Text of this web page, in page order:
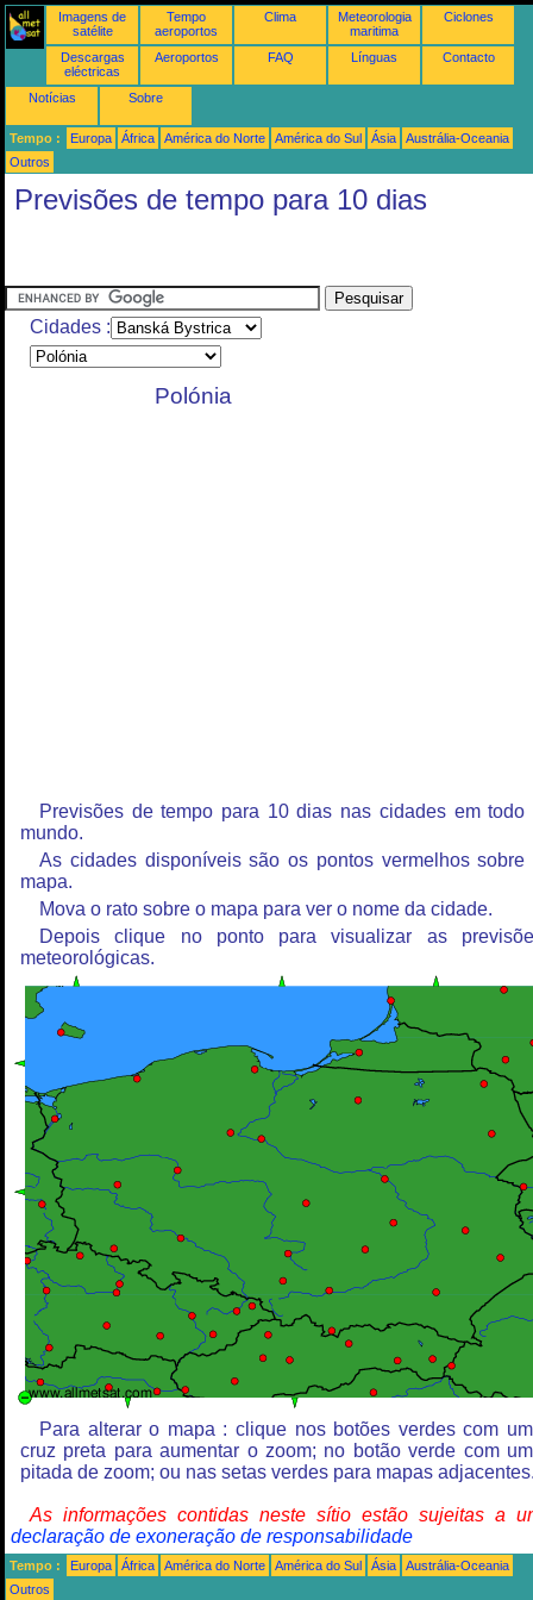
Imagens de
satélite
Tempo
aeroportos
Clima
Meteorologia
maritima
Ciclones
Descargas
eléctricas
Aeroportos FAQ Línguas Contacto
Notícias Sobre
Tempo : Europa África América do Norte América do Sul Ásia
Austrália-Oceania
Outros
Previsões de tempo para 10 dias
Cidades :
Polónia
Previsões de tempo para 10 dias nas cidades em todo
mundo.
As cidades disponíveis são os pontos vermelhos sobre
mapa.
Mova o rato sobre o mapa para ver o nome da cidade.
Depois clique no ponto para visualizar as
meteorológicas.
Para alterar o mapa : clique nos botões verdes com
cruz preta para aumentar o zoom; no botão verde com
pitada de zoom; ou nas setas verdes para mapas
As informações contidas neste sítio estão sujeitas a
declaração de exoneração de responsabilidade
Tempo : Europa África América do Norte América do Sul Ásia
Austrália-Oceania
Outros